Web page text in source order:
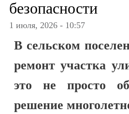
безопасности
1 июля, 2026 - 10:57
В сельском
ремонт участка
это не просто
решение